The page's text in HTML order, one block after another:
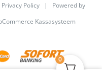
Privacy Policy | Powered by
Kassasysteem
0